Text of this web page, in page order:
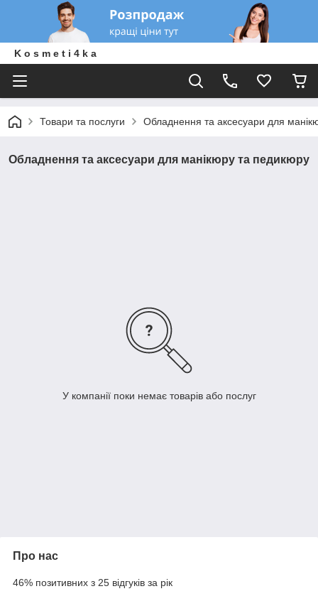
K o s m e t i 4 k a
Товари та послуги Обладнення та аксесуари для
Обладнення та аксесуари для манікюру та педикюру
У компанії поки немає товарів або послуг
Про нас
46% позитивних з 25 відгуків за рік